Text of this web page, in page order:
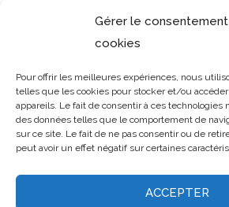
Gérer le
cookies
Pour offrir les meilleures expériences, nous
telles que les cookies pour stocker et/ou
appareils. Le fait de consentir à ces technologies
des données telles que le comportement de
sur ce site. Le fait de ne pas consentir ou de
peut avoir un effet négatif sur certaines
ACCEPTER
TOITURE DURABLES